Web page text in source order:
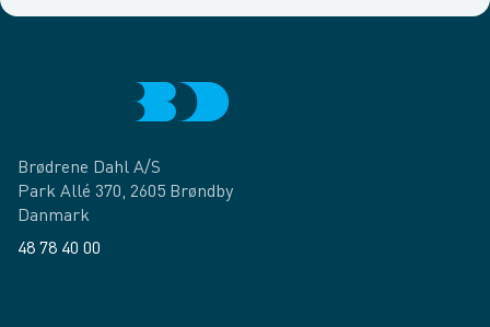
Brødrene Dahl A/S
Park Allé 370, 2605 Brøndby
Danmark
48 78 40 00